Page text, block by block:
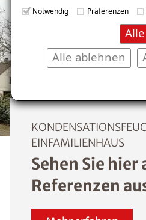
Notwendig Präferenzen
Alle ablehnen
EINFAMILIENHAUS
Sehen Sie hier
Referenzen
Kostenlosen
Voraussetzung für den